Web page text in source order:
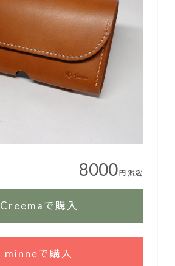
8000円 (税込)
Creemaで購入
minneで購入